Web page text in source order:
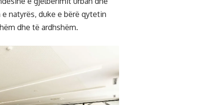
natyrës, duke e bërë qytetin
dhe të ardhshëm.